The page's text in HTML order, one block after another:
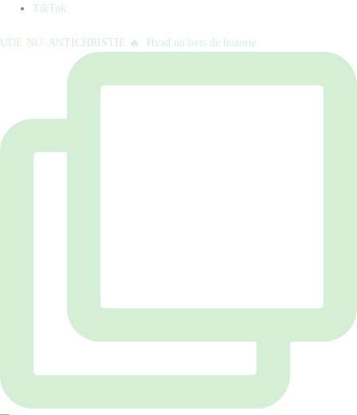
TikTok
UDE NU: ANTICHRISTIE 🔥⁠ ⁠ Hvad nu hvis de historie